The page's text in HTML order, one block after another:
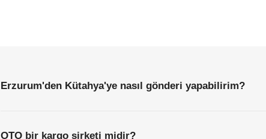
Erzurum'den Kütahya'ye nasıl gönderi yapabilirim?
OTO bir kargo şirketi midir?